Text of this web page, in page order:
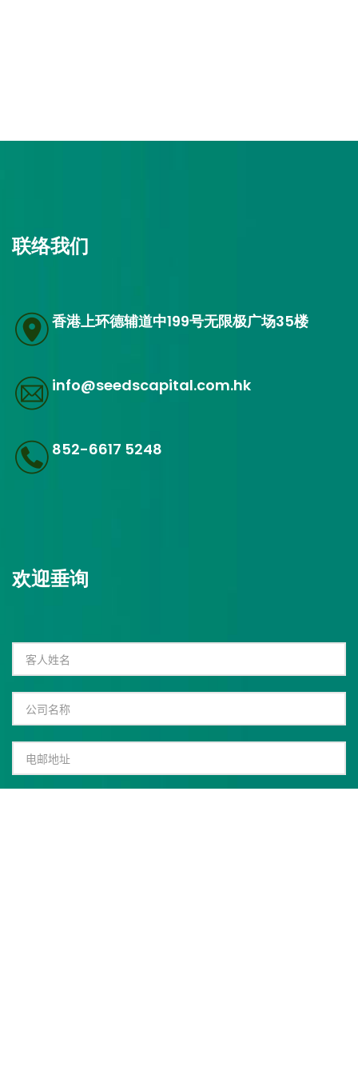
联络我们
香港上环德辅道中199号无限极广场35楼
info@seedscapital.com.hk
852-6617 5248
欢迎垂询